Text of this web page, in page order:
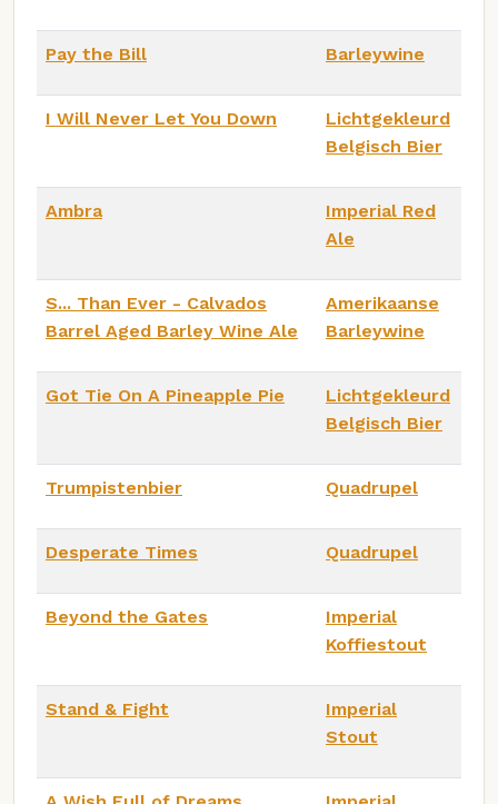
Pay the Bill Barleywine
I Will Never Let You Down
Lichtgekleurd
Belgisch Bier
Ambra
Imperial Red
Ale
S... Than Ever - Calvados
Barrel Aged Barley Wine Ale
Amerikaanse
Barleywine
Got Tie On A Pineapple Pie
Lichtgekleurd
Belgisch Bier
Trumpistenbier Quadrupel
Desperate Times Quadrupel
Beyond the Gates
Imperial
Koffiestout
Stand & Fight
Imperial
Stout